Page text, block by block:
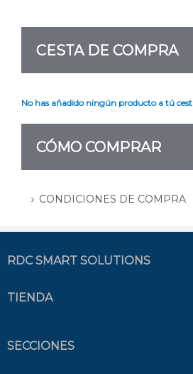
CESTA DE COMPRA
No has añadido ningún producto a tú
CÓMO COMPRAR
CONDICIONES DE COMPRA
RDC SMART SOLUTIONS
TIENDA
SECCIONES